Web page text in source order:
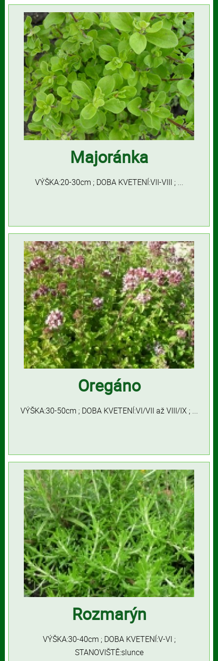
Majoránka
VÝŠKA:20-30cm ; DOBA KVETENÍ:VII-VIII ; ...
Oregáno
VÝŠKA:30-50cm ; DOBA KVETENÍ:VI/VII až VIII/IX ; ...
Rozmarýn
VÝŠKA:30-40cm ; DOBA KVETENÍ:V-VI ;
STANOVIŠTĚ:slunce